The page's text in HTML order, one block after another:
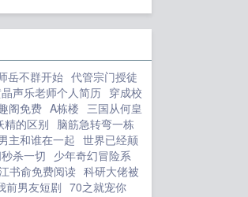
！！...
岳不群开始 代管宗门授徒
声乐老师个人简历 穿成校
阁免费 A栋楼 三国从何皇
精的区别 脑筋急转弯一栋
主和谁在一起 世界已经颠
杀一切 少年奇幻冒险系
书俞免费阅读 科研大佬被
前男友短剧 70之就宠你